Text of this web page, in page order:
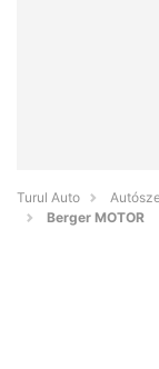
Turul Auto
Berger MOTOR